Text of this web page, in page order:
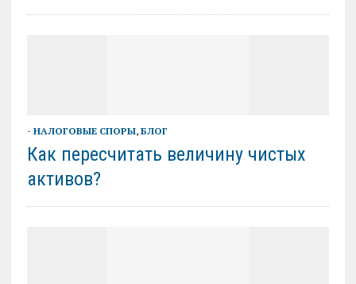
- НАЛОГОВЫЕ СПОРЫ, БЛОГ
Как пересчитать величину чистых
активов?